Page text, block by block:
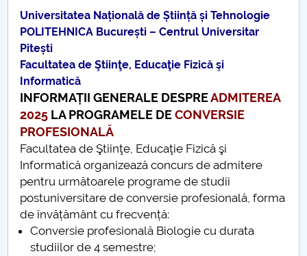
Nr. de telefon si adrese Facultăți
Admitere
Români de pretutindeni - ADMITERE
Senat
Facultăți
Studenți
Ghiduri pentru STUDENȚI
Universitatea Națională de Știință și Tehnologie
POLITEHNICA București – Centrul Universitar
Pitești
Facultatea de Ştiinţe, Educaţie Fizică şi
Informatică
INFORMAȚII GENERALE DESPREADMITEREA
2025 LA PROGRAMELE DECONVERSIE
PROFESIONALĂ
Facultatea de Ştiinţe, Educaţie Fizică şi
Informatică organizează concurs de admitere
pentru următoarele programe de studii
postuniversitare de conversie profesională, forma
de învățământ cu frecvență:
Conversie profesională Biologie cu durata
studiilor de 4 semestre;